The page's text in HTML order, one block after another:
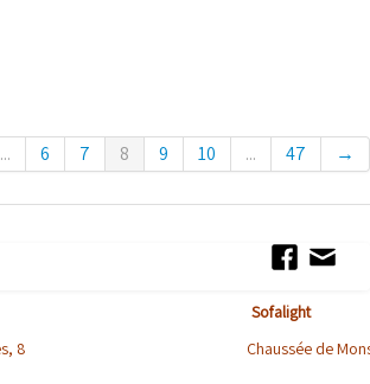
... 6 7 8 9 10 ... 47 →
SA Sofalight
Nivelles, 8 Chaussée de